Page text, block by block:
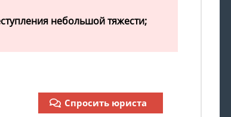
небольшой тяжести;
Спросить юриста